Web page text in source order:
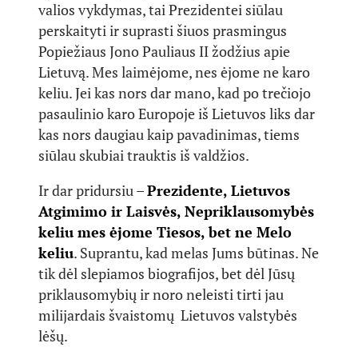
valios vykdymas, tai Prezidentei siūlau
perskaityti ir suprasti šiuos prasmingus
Popiežiaus Jono Pauliaus II žodžius apie
Lietuvą. Mes laimėjome, nes ėjome ne karo
keliu. Jei kas nors dar mano, kad po trečiojo
pasaulinio karo Europoje iš Lietuvos liks dar
kas nors daugiau kaip pavadinimas, tiems
siūlau skubiai trauktis iš valdžios.
Ir dar pridursiu –Prezidente, Lietuvos
Atgimimo ir Laisvės, Nepriklausomybės
keliu mes ėjome Tiesos, bet ne Melo
keliu. Suprantu, kad melas Jums būtinas. Ne
tik dėl slepiamos biografijos, bet dėl Jūsų
priklausomybių ir noro neleisti tirti jau
milijardais švaistomų Lietuvos valstybės
lėšų.